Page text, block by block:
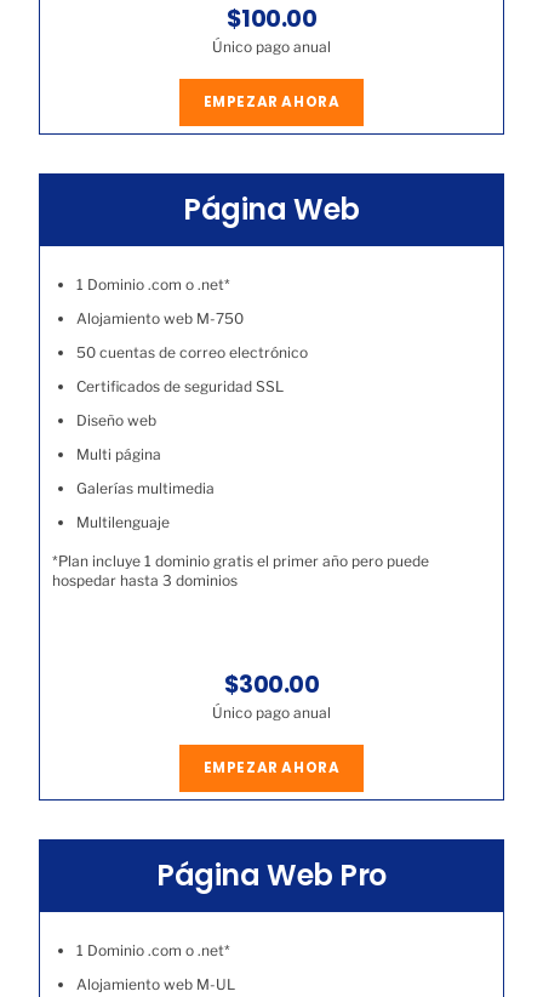
$100.00
Único pago anual
EMPEZAR AHORA
Página Web
1 Dominio .com o .net*
Alojamiento web M-750
50 cuentas de correo electrónico
Certificados de seguridad SSL
Diseño web
Multi página
Galerías multimedia
Multilenguaje
*Plan incluye 1 dominio gratis el primer año pero puede
hospedar hasta 3 dominios
$300.00
Único pago anual
EMPEZAR AHORA
Página Web Pro
1 Dominio .com o .net*
Alojamiento web M-UL